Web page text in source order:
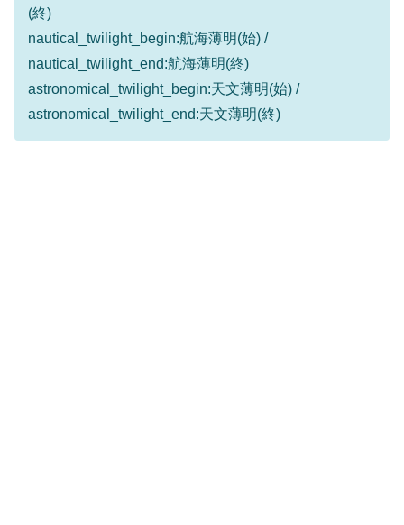
(終)
nautical_twilight_begin:航海薄明(始) /
nautical_twilight_end:航海薄明(終)
astronomical_twilight_begin:天文薄明(始) /
astronomical_twilight_end:天文薄明(終)